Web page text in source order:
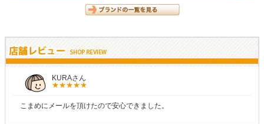
KURAさん
こまめにメールを頂けたので安心できました。